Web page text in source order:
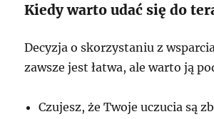
Kiedy warto udać się do
Decyzja o skorzystaniu z
zawsze jest łatwa, ale warto ją
Czujesz, że Twoje uczucia są